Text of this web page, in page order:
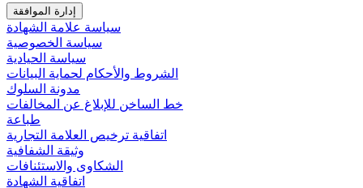
إدارة الموافقة
سياسة علامة الشهادة
سياسة الخصوصية
سياسة الحيادية
الشروط والأحكام لحماية البيانات
مدونة السلوك
خط الساخن للإبلاغ عن المخالفات
طباعة
اتفاقية ترخيص العلامة التجارية
وثيقة الشفافية
الشكاوى والاستئنافات
اتفاقية الشهادة